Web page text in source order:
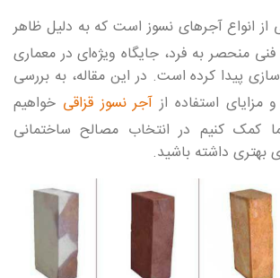
از انواع آجرهای نسوز است که به دلیل ظاهر
منحصر به فرد، جایگاه ویژه‌ای در معماری
پیدا کرده است. در این مقاله، به بررسی
مزایای استفاده ازآجر نسوز قزاقی خواهیم
کمک کنیم در انتخاب مصالح ساختمانی
بهتری داشته باشید.